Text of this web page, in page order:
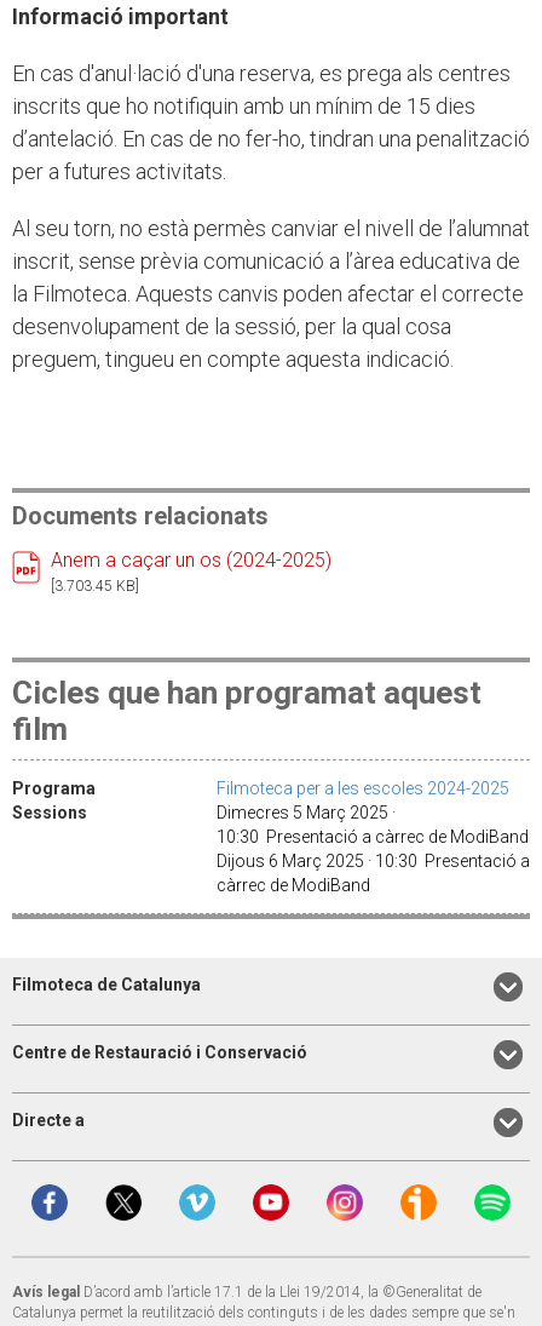
Informació important
En cas d'anul·lació d'una reserva, es prega als centres
inscrits que ho notifiquin amb un mínim de 15 dies
d’antelació. En cas de no fer-ho, tindran una penalització
per a futures activitats.
Al seu torn, no està permès canviar el nivell de l’alumnat
inscrit, sense prèvia comunicació a l’àrea educativa de
la Filmoteca. Aquests canvis poden afectar el correcte
desenvolupament de la sessió, per la qual cosa
preguem, tingueu en compte aquesta indicació.
Documents relacionats
Anem a caçar un os (2024-2025)
[3.703.45 KB]
Cicles que han programat aquest
film
Programa
Filmoteca per a les escoles 2024-2025
Sessions
Dimecres 5 Març 2025 ·
10:30 Presentació a càrrec de ModiBand
Dijous 6 Març 2025 · 10:30 Presentació a
càrrec de ModiBand
Filmoteca de Catalunya
Centre de Restauració i Conservació
Directe a
Avís legal D’acord amb l’article 17.1 de la Llei 19/2014, la ©Generalitat de
Catalunya permet la reutilització dels continguts i de les dades sempre que se'n